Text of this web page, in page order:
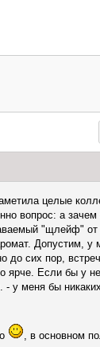
целые
вопрос: а
"щлейф"
Допустим,
сих пор,
ярче. Если бы у
у меня бы
, в основном